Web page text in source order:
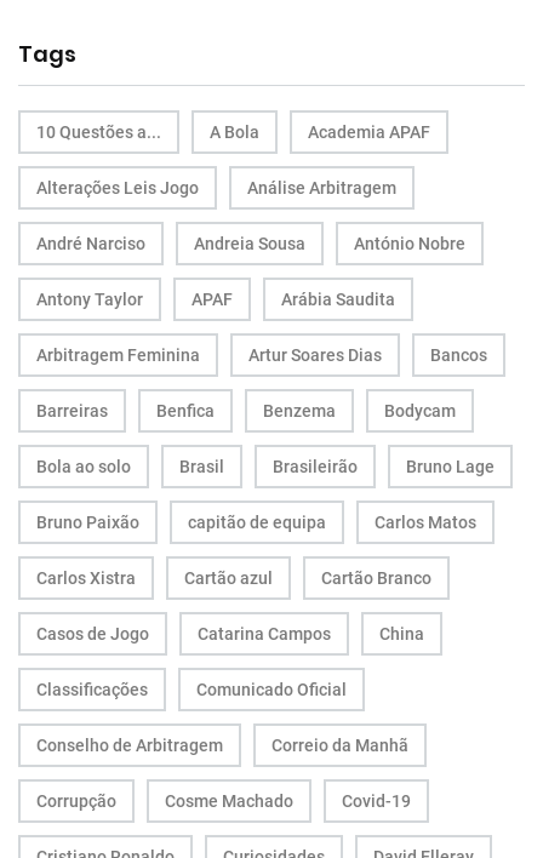
Tags
10 Questões a... A Bola Academia APAF
Alterações Leis Jogo Análise Arbitragem
André Narciso Andreia Sousa António Nobre
Antony Taylor APAF Arábia Saudita
Arbitragem Feminina Artur Soares Dias Bancos
Barreiras Benfica Benzema Bodycam
Bola ao solo Brasil Brasileirão Bruno Lage
Bruno Paixão capitão de equipa Carlos Matos
Carlos Xistra Cartão azul Cartão Branco
Casos de Jogo Catarina Campos China
Classificações Comunicado Oficial
Conselho de Arbitragem Correio da Manhã
Corrupção Cosme Machado Covid-19